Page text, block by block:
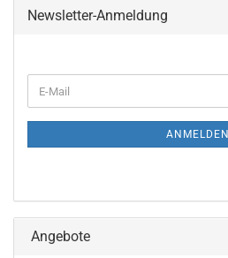
Newsletter-Anmeldung
ZUR
E-
Mail
ANMELDEN
Angebote